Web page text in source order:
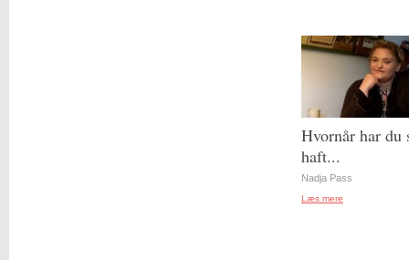
Hvornår har du
haft...
Nadja Pass
Læs mere